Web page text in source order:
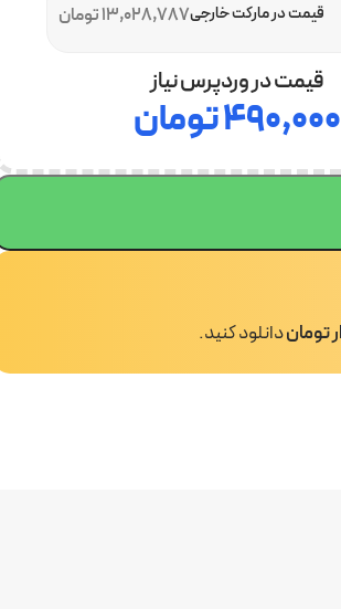
13,028,787 تومانقیمت در مارکت خارجی
قیمت در وردپرس نیاز
۴۹۰,۰۰۰تومان
دانلود کنید.